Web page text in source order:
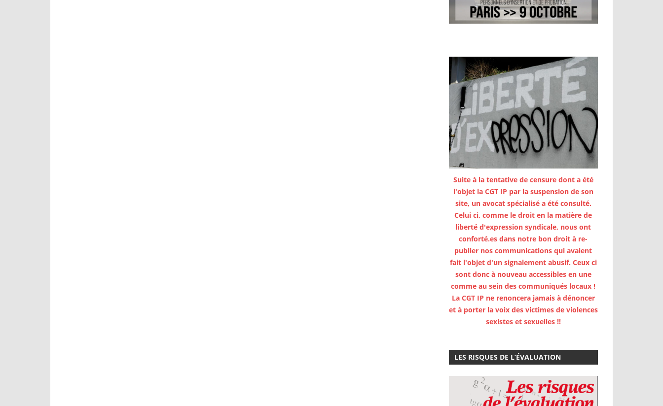
Suite à la tentative de censure dont a été
l'objet la CGT IP par la suspension de son
site, un avocat spécialisé a été consulté.
Celui ci, comme le droit en la matière de
liberté d'expression syndicale, nous ont
conforté.es dans notre bon droit à re-
publier nos communications qui avaient
fait l'objet d'un signalement abusif. Ceux ci
sont donc à nouveau accessibles en une
comme au sein des communiqués locaux !
La CGT IP ne renoncera jamais à dénoncer
et à porter la voix des victimes de violences
sexistes et sexuelles !!
LES RISQUES DE L’ÉVALUATION